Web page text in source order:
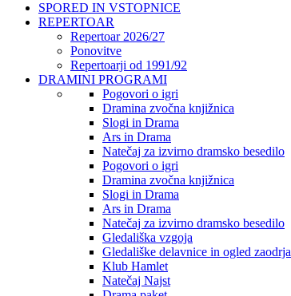
SPORED IN VSTOPNICE
REPERTOAR
Repertoar 2026/27
Ponovitve
Repertoarji od 1991/92
DRAMINI PROGRAMI
Pogovori o igri
Dramina zvočna knjižnica
Slogi in Drama
Ars in Drama
Natečaj za izvirno dramsko besedilo
Pogovori o igri
Dramina zvočna knjižnica
Slogi in Drama
Ars in Drama
Natečaj za izvirno dramsko besedilo
Gledališka vzgoja
Gledališke delavnice in ogled zaodrja
Klub Hamlet
Natečaj Najst